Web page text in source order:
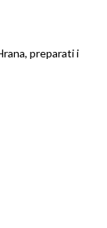
preparati i